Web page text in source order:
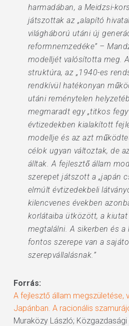
harmadában, a Meidzsi-
játszottak az „alapító
világháború utáni új
reformnemzedéke” –
modelljét valósította meg.
struktúra, az „1940-es
rendkívül hatékonyan
utáni reménytelen
megmaradt egy „titkos
évtizedekben kialakított
modellje és az azt
célok ugyan változtak, de
álltak. A fejlesztő állam
szerepet játszott a „japán
elmúlt évtizedekbeli
kilencvenes években
korlátaiba ütközött, a
megtalálni. A sikerben és
fontos szerepe van a
szerepvállalásnak.”
Forrás:
A fejlesztő állam megszületése,
Japánban. A racionális
Muraközy László;